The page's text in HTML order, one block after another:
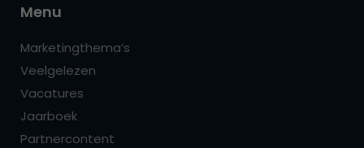
Menu
Marketingthema’s
Veelgelezen
Vacatures
Jaarboek
Partnercontent